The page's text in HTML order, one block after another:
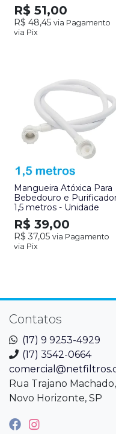
R$ 51,00
R$ 48,45 via Pagamento
via Pix
Mangueira Atóxica Para
Bebedouro e
1,5 metros - Unidade
R$ 39,00
R$ 37,05 via Pagamento
via Pix
Contatos
(17) 9 9253-4929
(17) 3542-0664
Rua Trajano
Novo Horizonte, SP